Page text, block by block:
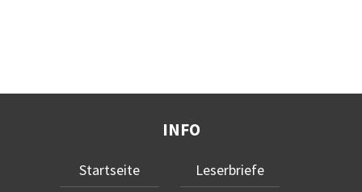
INFO
Startseite
Leserbriefe